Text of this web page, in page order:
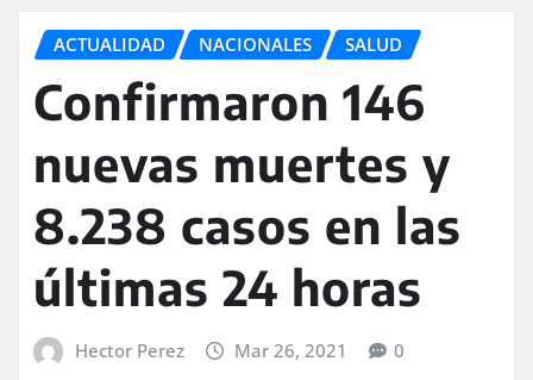
ACTUALIDAD NACIONALES SALUD
Confirmaron 146
nuevas muertes y
8.238 casos en las
últimas 24 horas
Hector Perez Mar 26, 2021 0